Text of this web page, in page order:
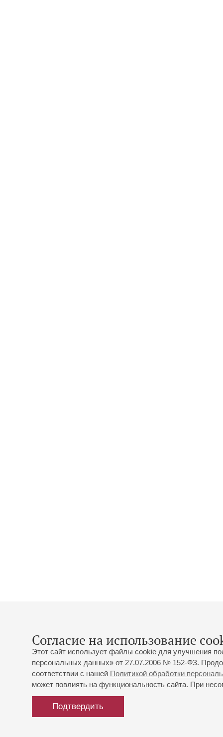
Согласие на использование
Этот сайт использует файлы cookie для улучшения
персональных данных» от 27.07.2006 № 152-ФЗ.
соответствии с нашей Политикой обработки
может повлиять на функциональность сайта. При
Подтвердить